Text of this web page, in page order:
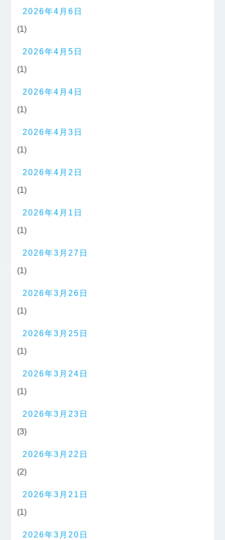
2026年4月6日
(1)
2026年4月5日
(1)
2026年4月4日
(1)
2026年4月3日
(1)
2026年4月2日
(1)
2026年4月1日
(1)
2026年3月27日
(1)
2026年3月26日
(1)
2026年3月25日
(1)
2026年3月24日
(1)
2026年3月23日
(3)
2026年3月22日
(2)
2026年3月21日
(1)
2026年3月20日